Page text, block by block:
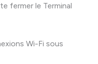
fermer le Terminal
Wi-Fi sous